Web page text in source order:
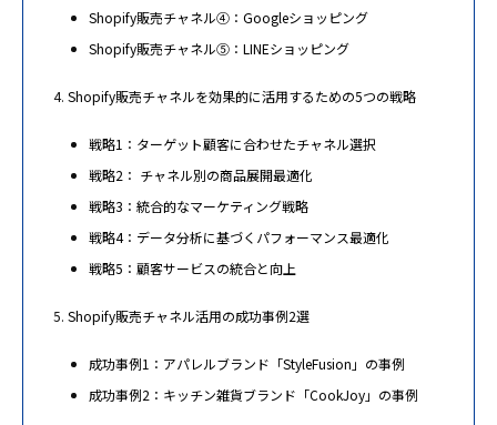
Shopify販売チャネル④：Googleショッピング
Shopify販売チャネル⑤：LINEショッピング
Shopify販売チャネルを効果的に活用するための5つの戦略
戦略1：ターゲット顧客に合わせたチャネル選択
戦略2： チャネル別の商品展開最適化
戦略3：統合的なマーケティング戦略
戦略4：データ分析に基づくパフォーマンス最適化
戦略5：顧客サービスの統合と向上
Shopify販売チャネル活用の成功事例2選
成功事例1：アパレルブランド「StyleFusion」の事例
成功事例2：キッチン雑貨ブランド「CookJoy」の事例